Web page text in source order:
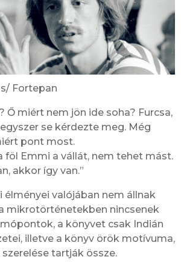
Fortepan
Ő miért nem jön ide soha? Furcsa,
se kérdezte meg. Még
pont most.
föl Emmi a vállát, nem tehet mást.
akkor így van.”
élményei valójában nem állnak
mikrotörténetekben nincsenek
a könyvet csak Indián
illetve a könyv örök motívuma,
tartják össze.